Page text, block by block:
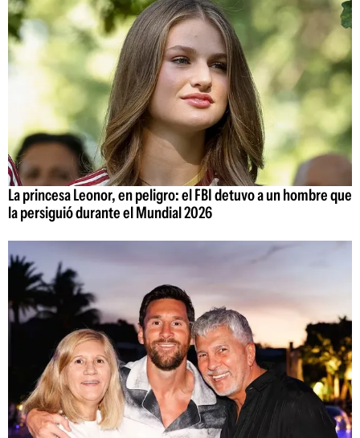
La princesa Leonor, en peligro: el FBI detuvo a un hombre que
la persiguió durante el Mundial 2026